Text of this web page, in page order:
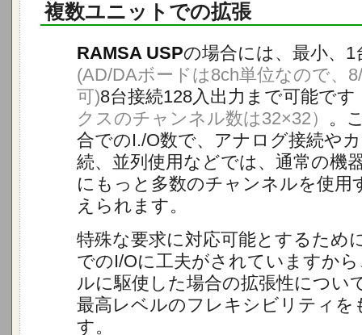
複数ユニットでの拡張
RAMSA USPの場合には、最小、1
(AD/DAボードは8ch単位なので、
可)8台接続128入出力まで可能です
クスのチャンネル数は32×32） 。
合でのI./O数で、アナログ接続や
続、並列使用などでは、通常の機
にもっと多数のチャンネルを使用
えられます。
特殊な要求に対応可能とするため
でのI/Oに工夫がされていますか
ルに駆使した場合の拡張性につい
最高レベルのフレキシビリティを
す。